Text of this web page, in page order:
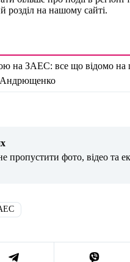
розділ на нашому сайті.
на ЗАЕС: все що відомо на
Андрющенко
фото, відео та